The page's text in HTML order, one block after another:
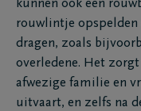
kunnen ook een
rouwlintje opspelden
dragen, zoals
overledene. Het
afwezige familie en
uitvaart, en zelfs na